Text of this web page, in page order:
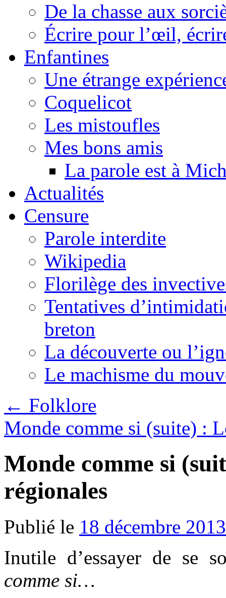
De la chasse aux
Écrire pour l’œil,
Enfantines
Une étrange
Coquelicot
Les mistoufles
Mes bons amis
La parole est à
Actualités
Censure
Parole interdite
Wikipedia
Florilège des
Tentatives
breton
La découverte ou
Le machisme du
← Folklore
Monde comme si (suite) :
Monde comme si
régionales
Publié le 18 décembre 2013
Inutile d’essayer de se
comme si…